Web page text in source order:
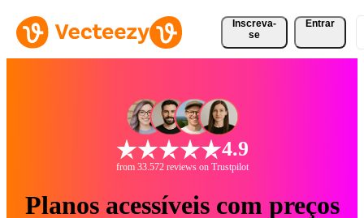
Inscreva-
se
Entrar
4.9
from 33.572 reviews on Trustpilot
Planos acessíveis com preços